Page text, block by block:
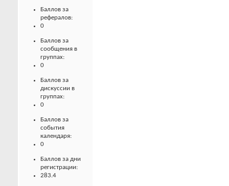
Баллов за
рефералов:
0
Баллов за
сообщения в
группах:
0
Баллов за
дискуссии в
группах:
0
Баллов за
события
календаря:
0
Баллов за дни
регистрации:
283.4